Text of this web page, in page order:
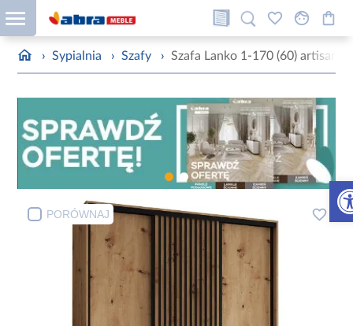
› Sypialnia › Szafy › Szafa Lanko 1-170 (60) artisan
PORÓWNAJ